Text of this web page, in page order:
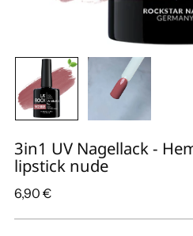
3in1 UV Nagellack -
lipstick nude
Regulärer
6,90 €